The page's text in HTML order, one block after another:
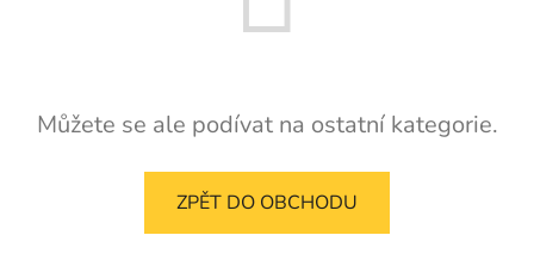
Můžete se ale podívat na ostatní kategorie.
ZPĚT DO OBCHODU